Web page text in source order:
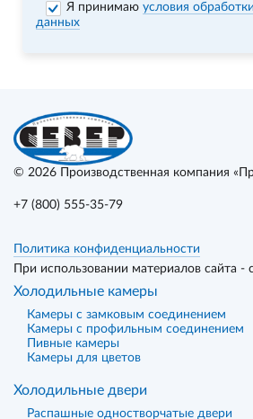
Я принимаюусловия
данных
© 2026 Производственная компания
+7 (800) 555-35-79
Политика конфиденциальности
При использовании материалов сайта -
Холодильные камеры
Камеры с замковым соединением
Камеры с профильным соединением
Пивные камеры
Камеры для цветов
Холодильные двери
Распашные одностворчатые двери